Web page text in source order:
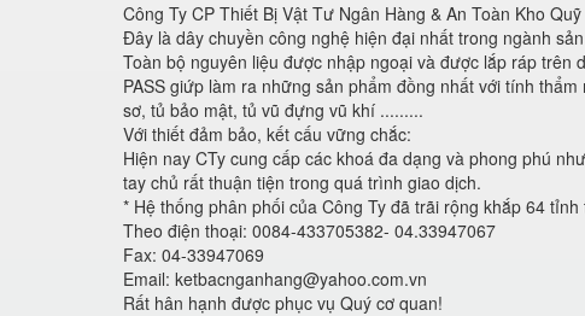
Công Ty CP Thiết Bị Vật Tư Ngân Hàng & An Toàn Kho
Đây là dây chuyền công nghệ hiện đại nhất trong ngành
Toàn bộ nguyên liệu được nhập ngoại và được lắp ráp trên
PASS giứp làm ra những sản phẩm đồng nhất với tính
sơ, tủ bảo mật, tủ vũ đựng vũ khí .........
Với thiết đảm bảo, kết cấu vững chắc:
Hiện nay CTy cung cấp các khoá đa dạng và phong phú
tay chủ rất thuận tiện trong quá trình giao dịch.
* Hệ thống phân phối của Công Ty đã trãi rộng khắp 64
Theo điện thoại: 0084-433705382- 04.33947067
Fax: 04-33947069
Email: ketbacnganhang@yahoo.com.vn
Rất hân hạnh được phục vụ Quý cơ quan!